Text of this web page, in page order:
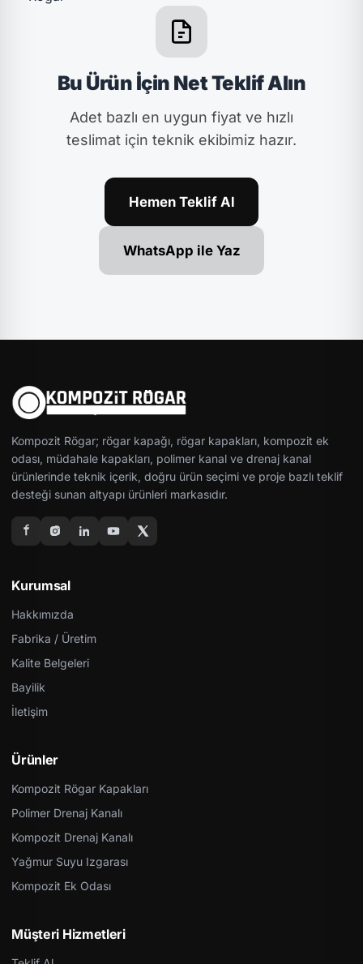
Bu Ürün İçin Net Teklif Alın
Adet bazlı en uygun fiyat ve hızlı
teslimat için teknik ekibimiz hazır.
Hemen Teklif Al
WhatsApp ile Yaz
Kompozit Rögar; rögar kapağı, rögar kapakları, kompozit ek
odası, müdahale kapakları, polimer kanal ve drenaj kanal
ürünlerinde teknik içerik, doğru ürün seçimi ve proje bazlı teklif
desteği sunan altyapı ürünleri markasıdır.
Kurumsal
Hakkımızda
Fabrika / Üretim
Kalite Belgeleri
Bayilik
İletişim
Ürünler
Kompozit Rögar Kapakları
Polimer Drenaj Kanalı
Kompozit Drenaj Kanalı
Yağmur Suyu Izgarası
Kompozit Ek Odası
Müşteri Hizmetleri